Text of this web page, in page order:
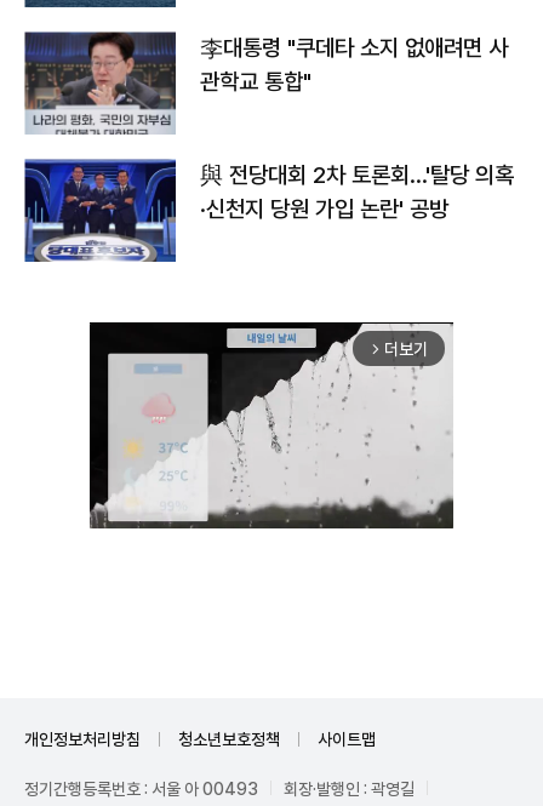
李대통령 "쿠데타 소지 없애려면 사
관학교 통합"
與 전당대회 2차 토론회…'탈당 의혹
·신천지 당원 가입 논란' 공방
arrow_forward_ios 더보기
개인정보처리방침 청소년보호정책 사이트맵
정기간행등록번호 : 서울 아 00493 회장·발행인 : 곽영길